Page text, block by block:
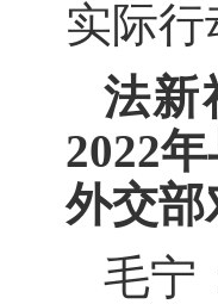
实际
法新
2022
外交部
毛宁